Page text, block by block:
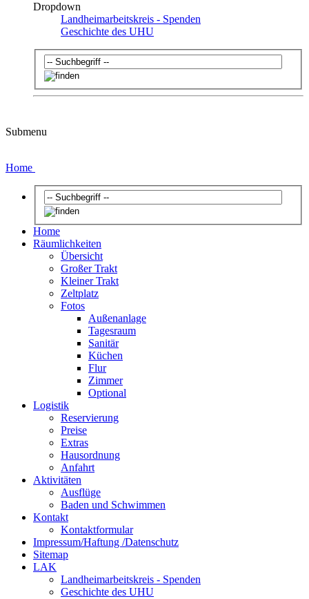
Dropdown
Landheimarbeitskreis - Spenden
Geschichte des UHU
Submenu
Home
Home
Räumlichkeiten
Übersicht
Großer Trakt
Kleiner Trakt
Zeltplatz
Fotos
Außenanlage
Tagesraum
Sanitär
Küchen
Flur
Zimmer
Optional
Logistik
Reservierung
Preise
Extras
Hausordnung
Anfahrt
Aktivitäten
Ausflüge
Baden und Schwimmen
Kontakt
Kontaktformular
Impressum/Haftung /Datenschutz
Sitemap
LAK
Landheimarbeitskreis - Spenden
Geschichte des UHU